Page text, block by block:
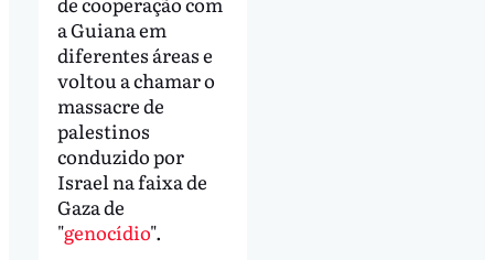
a Guiana em
diferentes áreas e
voltou a chamar o
massacre de
palestinos
conduzido por
Israel na faixa de
Gaza de
"genocídio".